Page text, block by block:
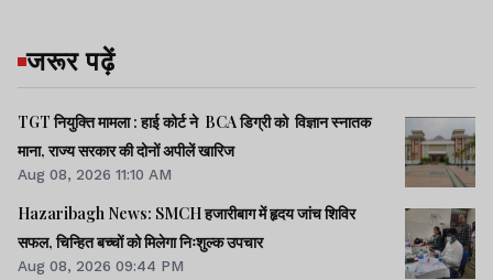
जरूर पढ़ें
TGT नियुक्ति मामला : हाई कोर्ट ने BCA डिग्री को विज्ञान स्नातक
माना, राज्य सरकार की दोनों अपीलें खारिज
Aug 08, 2026 11:10 AM
Hazaribagh News: SMCH हजारीबाग में हृदय जांच शिविर
सफल, चिन्हित बच्चों को मिलेगा निःशुल्क उपचार
Aug 08, 2026 09:44 PM